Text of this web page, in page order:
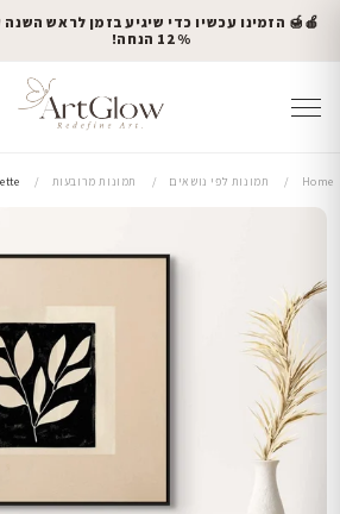
🍎🍯 הזמינו עכשיו כדי שיגיע בזמן לראש השנה
12% הנחה!
Home תמונות לפי נושאים תמונות מרובעות